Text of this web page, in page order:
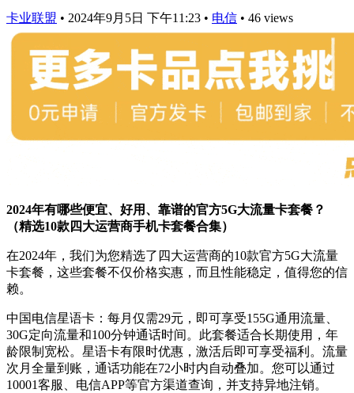
卡业联盟 • 2024年9月5日 下午11:23 • 电信 • 46 views
2024年有哪些便宜、好用、靠谱的官方5G大流量卡套餐？
（精选10款四大运营商手机卡套餐合集）
在2024年，我们为您精选了四大运营商的10款官方5G大流量
卡套餐，这些套餐不仅价格实惠，而且性能稳定，值得您的信
赖。
中国电信星语卡：每月仅需29元，即可享受155G通用流量、
30G定向流量和100分钟通话时间。此套餐适合长期使用，年
龄限制宽松。星语卡有限时优惠，激活后即可享受福利。流量
次月全量到账，通话功能在72小时内自动叠加。您可以通过
10001客服、电信APP等官方渠道查询，并支持异地注销。